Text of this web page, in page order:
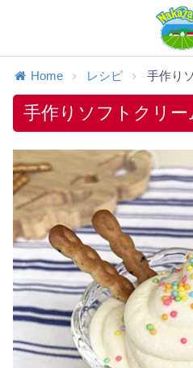
Home レシピ 手作り
手作りソフトクリー